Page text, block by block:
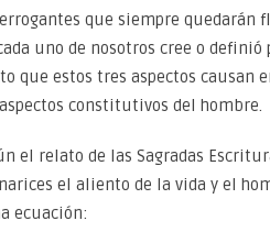
que siempre quedarán
uno de nosotros cree o
que estos tres aspectos causan
constitutivos del hombre.
el relato de las Sagradas
el aliento de la vida y el
ecuación: